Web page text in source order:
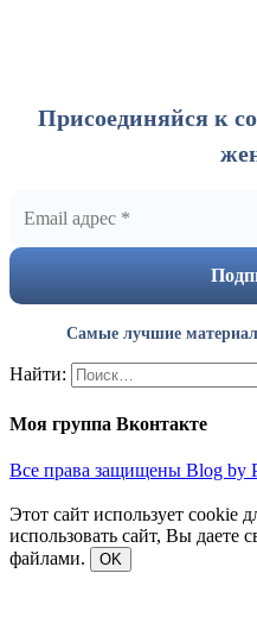
Присоединяйся к
Самые лучшие
Найти:
Моя группа Вконтакте
Все права защищены Blog by
Этот сайт использует cookie
использовать сайт, Вы даете
файлами.
OK